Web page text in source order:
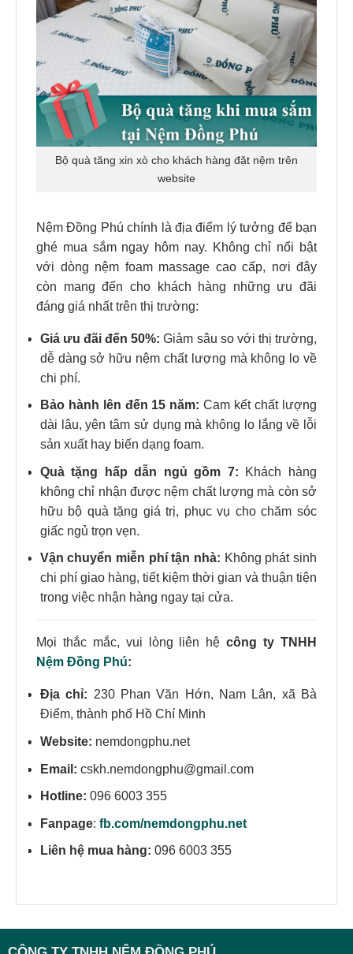
Bộ quà tăng xin xò cho khách hàng đặt nệm trên
website
Nệm Đồng Phú chính là địa điểm lý tưởng để bạn
ghé mua sắm ngay hôm nay. Không chỉ nổi bật
với dòng nệm foam massage cao cấp, nơi đây
còn mang đến cho khách hàng những ưu đãi
đáng giá nhất trên thị trường:
Giá ưu đãi đến 50%:Giảm sâu so với thị trường,
dễ dàng sở hữu nệm chất lượng mà không lo về
chi phí.
Bảo hành lên đến 15 năm:Cam kết chất lượng
dài lâu, yên tâm sử dụng mà không lo lắng về lỗi
sản xuất hay biến dạng foam.
Quà tặng hấp dẫn ngủ gồm 7: Khách hàng
không chỉ nhận được nệm chất lượng mà còn sở
hữu bộ quà tặng giá trị, phục vụ cho chăm sóc
giấc ngủ trọn vẹn.
Vận chuyển miễn phí tận nhà: Không phát sinh
chi phí giao hàng, tiết kiệm thời gian và thuận tiện
trong việc nhận hàng ngay tại cửa.
Mọi thắc mắc, vui lòng liên hệcông ty TNHH
Nệm Đồng Phú:
Địa chỉ: 230 Phan Văn Hớn, Nam Lân, xã Bà
Điểm, thành phố Hồ Chí Minh
Website: nemdongphu.net
Email: cskh.nemdongphu@gmail.com
Hotline: 096 6003 355
Fanpage: fb.com/nemdongphu.net
Liên hệ mua hàng: 096 6003 355